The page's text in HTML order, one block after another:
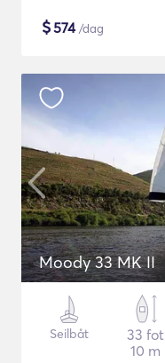
$574/dag
Moody 33 MK II
Seilbåt
33 fot
10 m